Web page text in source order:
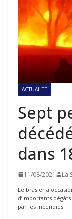
ACTUALITÉ
Sept
dans
11/08/2021 La
Le brasier a
d’importants
par les incendies.